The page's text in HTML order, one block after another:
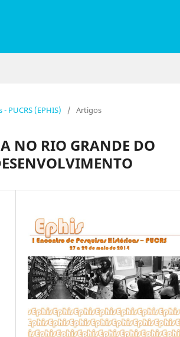
PUCRS (EPHIS) / Artigos
NO RIO GRANDE DO